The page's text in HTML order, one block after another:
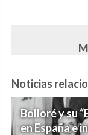
Noticias
Bolloré y su
en España e